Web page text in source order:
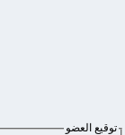
توقيع العضو